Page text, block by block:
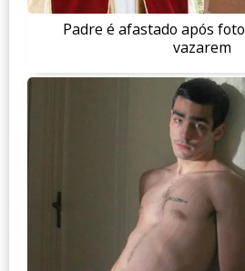
Padre é afastado após
vazarem